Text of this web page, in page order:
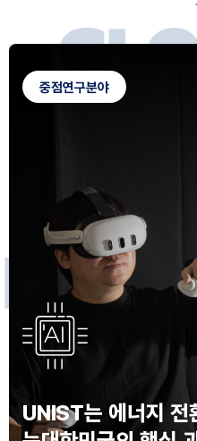
GL
CA
FU
NNO
중점연구분야
UNIST는 에너지